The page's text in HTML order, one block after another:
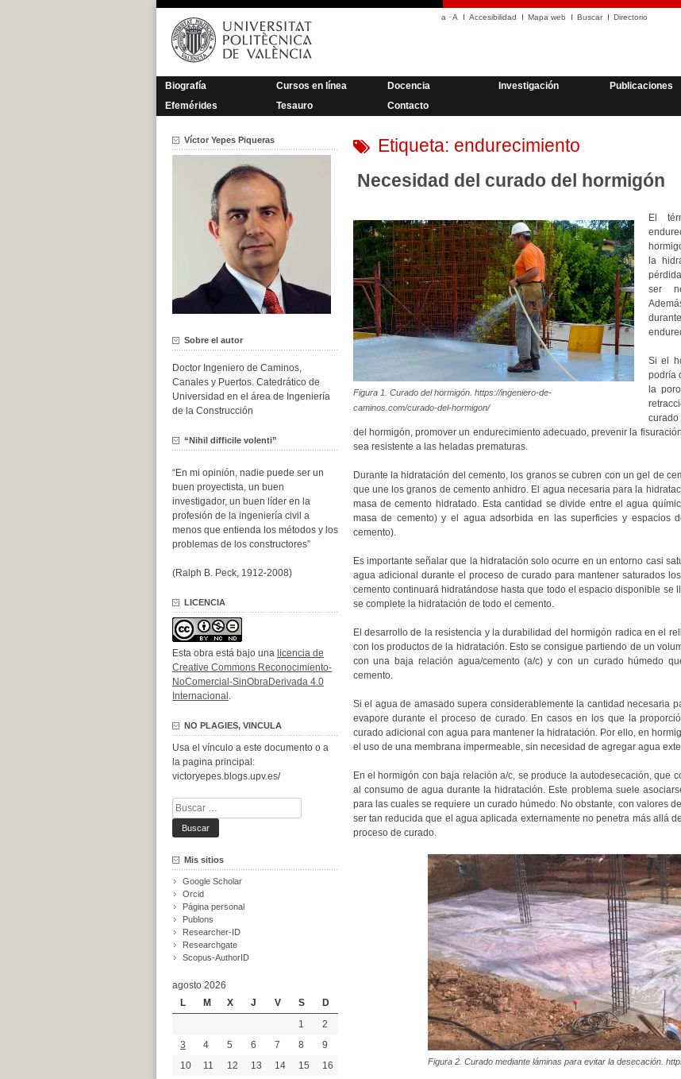
Saltar
contenido
a ·A Accesibilidad Mapa web Buscar Directorio
Biografía Cursos en línea Docencia Investigación Publicaciones
Efemérides
Tesauro Contacto
Etiqueta: endurecimiento
Necesidad del curado del hormigón
Figura 1. Curado del hormigón. https://ingeniero-de-
caminos.com/curado-del-hormigon/
El
la
ser
Si el
podría
la
del hormigón, promover un endurecimiento adecuado, prevenir la
sea resistente a las heladas prematuras.
Durante la hidratación del cemento, los granos se cubren con un gel de
que une los granos de cemento anhidro. El agua necesaria para la
masa de cemento hidratado. Esta cantidad se divide entre el agua
masa de cemento) y el agua adsorbida en las superficies y espacios
cemento).
Es importante señalar que la hidratación solo ocurre en un entorno casi
agua adicional durante el proceso de curado para mantener saturados
cemento continuará hidratándose hasta que todo el espacio disponible se
se complete la hidratación de todo el cemento.
El desarrollo de la resistencia y la durabilidad del hormigón radica en el
con los productos de la hidratación. Esto se consigue partiendo de un
con una baja relación agua/cemento (a/c) y con un curado húmedo
cemento.
Si el agua de amasado supera considerablemente la cantidad necesaria
evapore durante el proceso de curado. En casos en los que la
curado adicional con agua para mantener la hidratación. Por ello, en
el uso de una membrana impermeable, sin necesidad de agregar agua
En el hormigón con baja relación a/c, se produce la autodesecación, que
al consumo de agua durante la hidratación. Este problema suele
para las cuales se requiere un curado húmedo. No obstante, con valores
ser tan reducida que el agua aplicada externamente no penetra más allá
proceso de curado.
Figura 2. Curado mediante láminas para evitar la desecación.
Víctor Yepes Piqueras
Sobre el autor
Doctor Ingeniero de Caminos,
Canales y Puertos. Catedrático de
Universidad en el área de Ingeniería
de la Construcción
“Nihil difficile volenti”
“En mi opinión, nadie puede ser un
buen proyectista, un buen
investigador, un buen líder en la
profesión de la ingeniería civil a
menos que entienda los métodos y los
problemas de los constructores”
(Ralph B. Peck, 1912-2008)
LICENCIA
Esta obra está bajo una licencia de
Creative Commons Reconocimiento-
NoComercial-SinObraDerivada 4.0
Internacional .
NO PLAGIES, VINCULA
Usa el vínculo a este documento o a
la pagina principal:
victoryepes.blogs.upv.es/
Buscar:
Mis sitios
Google Scholar
Orcid
Página personal
Publons
Researcher-ID
Researchgate
Scopus-AuthorID
agosto 2026
L
M X J V S
D
1
2
3
4 5 6 7 8
9
10
11 12 13 14 15
16